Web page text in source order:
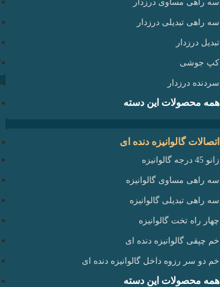
سه راهی مساوی درزدار
سه راهی تبدیلی درزدار
تبدیل درزدار
کپ جوشی
سردنده درزدار
همه محصولات این دسته
اتصالات گالوانیزه دنده ای
زانو 45 درجه گالوانیزه
سه راهی مساوی گالوانیزه
سه راهی تبدیلی گالوانیزه
چهار راه تخت گالوانیزه
خم چپقی گالوانیزه دنده ای
خم دو سر رزوه داخل گالوانیزه دنده ای
همه محصولات این دسته